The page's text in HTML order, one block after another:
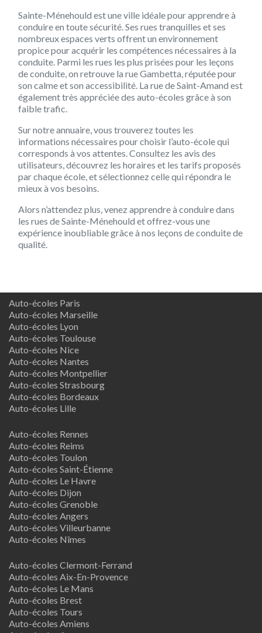
Sainte-Ménehould est une ville idéale pour apprendre à
conduire en toute sécurité. Ses rues tranquilles et ses
nombreux espaces verts offrent un environnement
propice pour acquérir les compétences nécessaires à la
conduite. Parmi les rues les plus prisées pour les leçons
de conduite, on retrouve la rue Gambetta, réputée pour
son calme et son accessibilité. La rue de Saint-Amand est
également très appréciée des auto-écoles grâce à son
faible trafic.
Sur notre annuaire, vous trouverez toutes les
informations nécessaires pour choisir l’auto-école qui
corresponds à vos attentes. Consultez les avis des
utilisateurs, découvrez les horaires et les tarifs proposés
par chaque école, et sélectionnez celle qui répondra le
mieux à vos besoins.
Alors n’attendez plus, venez apprendre à conduire dans
les rues de Sainte-Ménehould et offrez-vous une
expérience inoubliable grâce à nos leçons de conduite de
qualité.
Auto-écoles Paris
Auto-écoles Marseille
Auto-écoles Lyon
Auto-écoles Toulouse
Auto-écoles Nice
Auto-écoles Nantes
Auto-écoles Montpellier
Auto-écoles Strasbourg
Auto-écoles Bordeaux
Auto-écoles Lille
Auto-écoles Rennes
Auto-écoles Reims
Auto-écoles Toulon
Auto-écoles Saint-Étienne
Auto-écoles Le Havre
Auto-écoles Dijon
Auto-écoles Grenoble
Auto-écoles Angers
Auto-écoles Villeurbanne
Auto-écoles Nîmes
Auto-écoles Clermont-Ferrand
Auto-écoles Aix-En-Provence
Auto-écoles Le Mans
Auto-écoles Brest
Auto-écoles Tours
Auto-écoles Amiens